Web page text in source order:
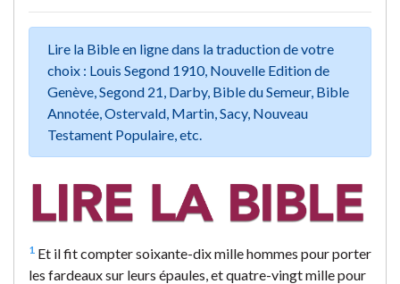
Lire la Bible en ligne dans la traduction de votre
choix : Louis Segond 1910, Nouvelle Edition de
Genève, Segond 21, Darby, Bible du Semeur, Bible
Annotée, Ostervald, Martin, Sacy, Nouveau
Testament Populaire, etc.
1 Et il fit compter soixante-dix mille hommes pour porter
les fardeaux sur leurs épaules, et quatre-vingt mille pour